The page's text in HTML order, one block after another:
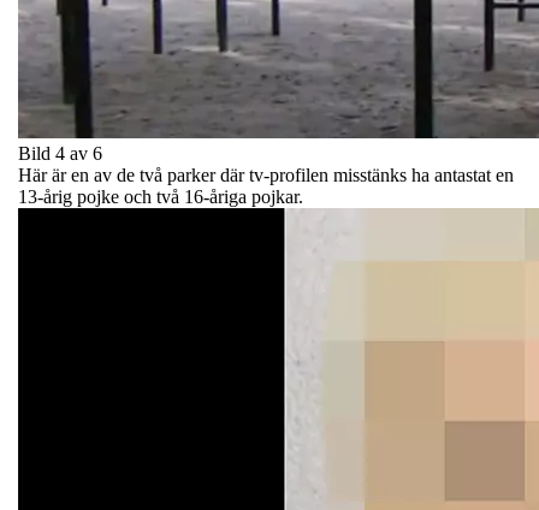
Bild 4 av 6
Här är en av de två parker där tv-profilen misstänks ha antastat en
13-årig pojke och två 16-åriga pojkar.